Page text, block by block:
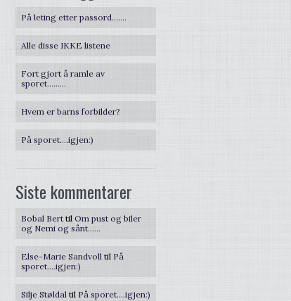
På leting etter passord…….
Alle disse IKKE listene
Fort gjort å ramle av
sporet………
Hvem er barns forbilder?
På sporet….igjen:)
Siste kommentarer
Bobal Bert til Om pust og biler
og Nemi og sånt……
Else-Marie Sandvoll til På
sporet….igjen:)
Silje Støldal til På sporet….igjen:)